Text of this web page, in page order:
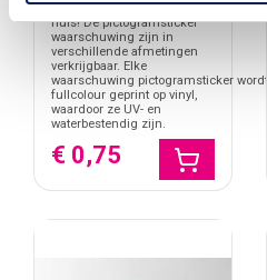
bedrijf of
huis! De pictogramsticker
waarschuwing zijn in
verschillende afmetingen
verkrijgbaar. Elke
waarschuwing pictogramsticker wordt
fullcolour geprint op vinyl,
waardoor ze UV- en
waterbestendig zijn.
€ 0,75